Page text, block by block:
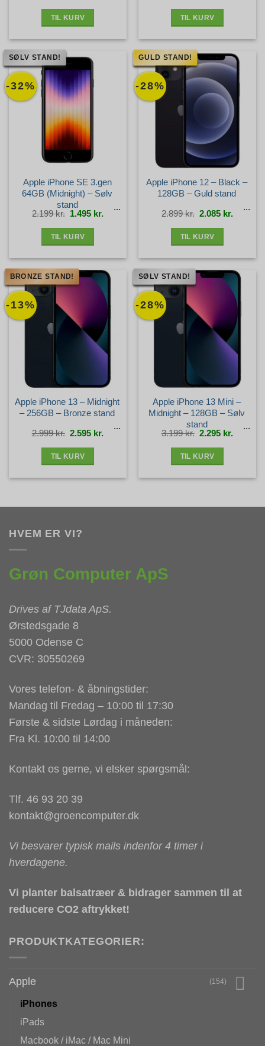
TIL KURV TIL KURV
-32%
SØLV STAND!
Apple iPhone SE 3.gen
64GB (Midnight) – Sølv
stand
2.199kr. Den
oprindelige
pris
1.495 kr. Den
aktuelle
pris
TIL KURV
-28%
GULD STAND!
Apple iPhone 12 – Black –
128GB – Guld stand
2.899kr. Den
oprindelige
pris
2.085 kr. Den
aktuelle
pris
TIL KURV
-13%
BRONZE STAND!
Apple iPhone 13 – Midnight
– 256GB – Bronze stand
2.999kr. Den
oprindelige
pris
2.595 kr. Den
aktuelle
pris
TIL KURV
-28%
SØLV STAND!
Apple iPhone 13 Mini –
Midnight – 128GB – Sølv
stand
3.199kr. Den
oprindelige
pris
2.295 kr. Den
aktuelle
pris
TIL KURV
HVEM ER VI?
Grøn Computer ApS
Drives af TJdata ApS.
Ørstedsgade 8
5000 Odense C
CVR: 30550269
Vores telefon- & åbningstider:
Mandag til Fredag – 10:00 til 17:30
Første & sidste Lørdag i måneden:
Fra Kl. 10:00 til 14:00
Kontakt os gerne, vi elsker spørgsmål:
Tlf. 46 93 20 39
kontakt@groencomputer.dk
Vi besvarer typisk mails indenfor 4 timer i
hverdagene.
Vi planter balsatræer & bidrager sammen til at
reducere CO2 aftrykket!
PRODUKTKATEGORIER:
Apple (154)
iPhones
iPads
Macbook / iMac / Mac Mini